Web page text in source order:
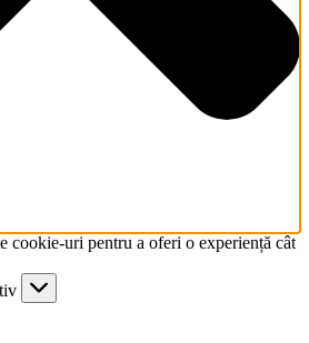
cookie-uri pentru a oferi o experiență cât